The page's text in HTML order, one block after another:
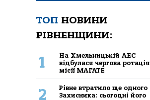
ТОП НОВИНИ
РІВНЕНЩИНИ:
1
На Хмельницькій АЕС
відбулася чергова ротація
місії МАГАТЕ
2
Рівне втратило ще одного
Захисника: сьогодні його